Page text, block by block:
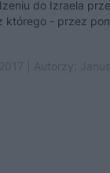
do Izraela
którego - przez